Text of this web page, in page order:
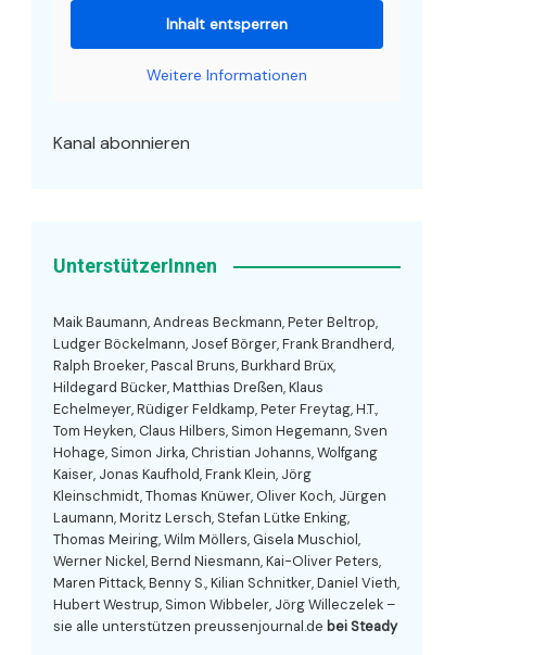
Inhalt entsperren
Weitere Informationen
Kanal abonnieren
UnterstützerInnen
Maik Baumann, Andreas Beckmann, Peter Beltrop,
Ludger Böckelmann, Josef Börger, Frank Brandherd,
Ralph Broeker, Pascal Bruns, Burkhard Brüx,
Hildegard Bücker, Matthias Dreßen, Klaus
Echelmeyer, Rüdiger Feldkamp, Peter Freytag, H.T.,
Tom Heyken, Claus Hilbers, Simon Hegemann, Sven
Hohage, Simon Jirka, Christian Johanns, Wolfgang
Kaiser, Jonas Kaufhold, Frank Klein, Jörg
Kleinschmidt, Thomas Knüwer, Oliver Koch, Jürgen
Laumann, Moritz Lersch, Stefan Lütke Enking,
Thomas Meiring, Wilm Möllers, Gisela Muschiol,
Werner Nickel, Bernd Niesmann, Kai-Oliver Peters,
Maren Pittack, Benny S., Kilian Schnitker, Daniel Vieth,
Hubert Westrup, Simon Wibbeler, Jörg Willeczelek –
sie alle unterstützen preussenjournal.de bei Steady